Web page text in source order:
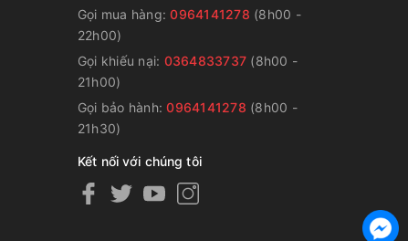
Gọi mua hàng:0964141278 (8h00 -
22h00)
Gọi khiếu nại: 0364833737 (8h00 -
21h00)
Gọi bảo hành:0964141278 (8h00 -
21h30)
Kết nối với chúng tôi